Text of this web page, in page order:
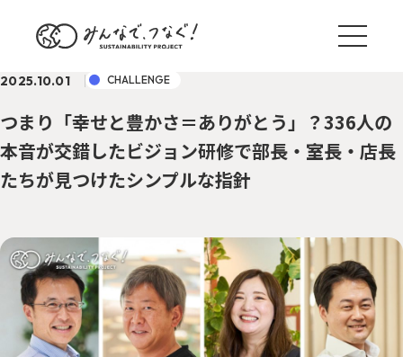
ブログ一覧
TREND サステナ国内外事例
2025.10.01 CHALLENGE
つまり「幸せと豊かさ＝ありがとう」？336人の
本音が交錯したビジョン研修で部長・室長・店長
たちが見つけたシンプルな指針